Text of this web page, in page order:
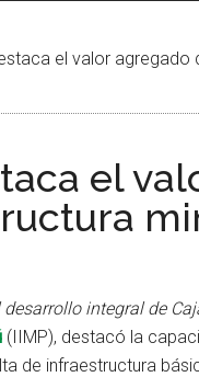
el valor agregado
el
integral de
(IIMP), destacó la
de infraestructura